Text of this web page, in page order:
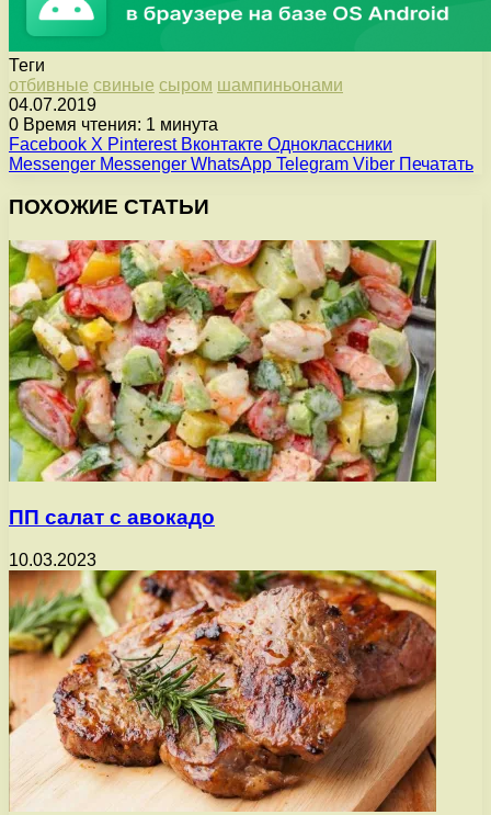
Теги
отбивные свиные сыром шампиньонами
04.07.2019
0 Время чтения: 1 минута
Facebook X Pinterest Вконтакте Одноклассники
Messenger Messenger WhatsApp Telegram Viber Печатать
ПОХОЖИЕ СТАТЬИ
ПП салат с авокадо
10.03.2023